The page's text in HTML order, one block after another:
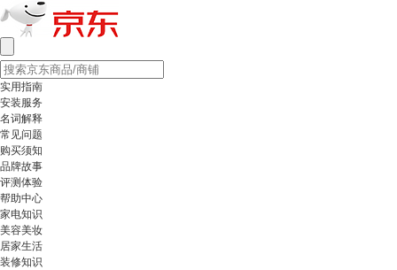
实用指南
安装服务
名词解释
常见问题
购买须知
品牌故事
评测体验
帮助中心
家电知识
美容美妆
居家生活
装修知识